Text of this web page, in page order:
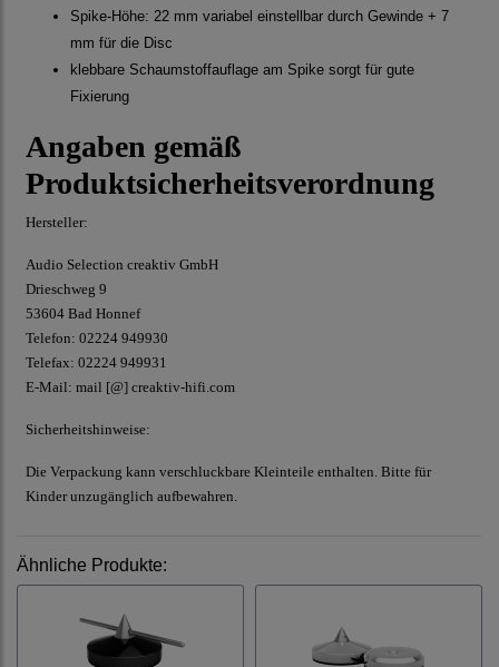
Spike-Höhe: 22 mm variabel einstellbar durch Gewinde + 7
mm für die Disc
klebbare Schaumstoffauflage am Spike sorgt für gute
Fixierung
Angaben gemäß
Produktsicherheitsverordnung
Hersteller:
Audio Selection creaktiv GmbH
Drieschweg 9
53604 Bad Honnef
Telefon: 02224 949930
Telefax: 02224 949931
E-Mail: mail [@] creaktiv-hifi.com
Sicherheitshinweise:
Die Verpackung kann verschluckbare Kleinteile enthalten. Bitte für
Kinder unzugänglich aufbewahren.
Ähnliche Produkte: